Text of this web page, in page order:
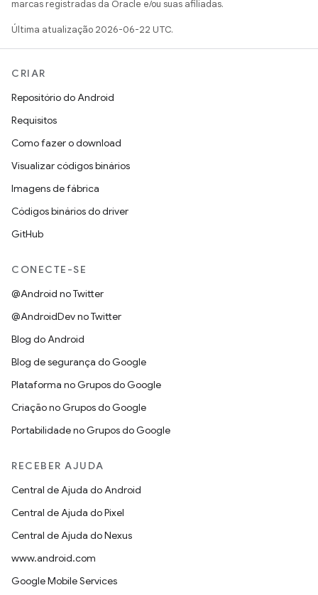
marcas registradas da Oracle e/ou suas afiliadas.
Última atualização 2026-06-22 UTC.
CRIAR
Repositório do Android
Requisitos
Como fazer o download
Visualizar códigos binários
Imagens de fábrica
Códigos binários do driver
GitHub
CONECTE-SE
@Android no Twitter
@AndroidDev no Twitter
Blog do Android
Blog de segurança do Google
Plataforma no Grupos do Google
Criação no Grupos do Google
Portabilidade no Grupos do Google
RECEBER AJUDA
Central de Ajuda do Android
Central de Ajuda do Pixel
Central de Ajuda do Nexus
www.android.com
Google Mobile Services